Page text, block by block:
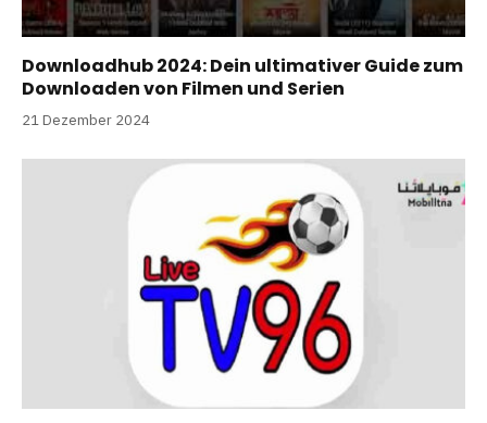
Downloadhub 2024: Dein ultimativer Guide zum
Downloaden von Filmen und Serien
21 Dezember 2024